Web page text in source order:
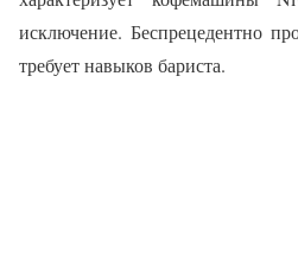
исключение. Беспрецедентно
требует навыков бариста.